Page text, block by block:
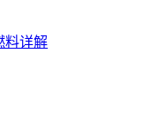
料详解